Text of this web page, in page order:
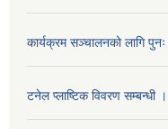
कार्यक्रम सञ्चालनको लागि
टनेल प्लाष्टिक विवरण सम्बन्धी ।